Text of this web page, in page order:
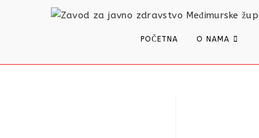
POČETNA O NAMA